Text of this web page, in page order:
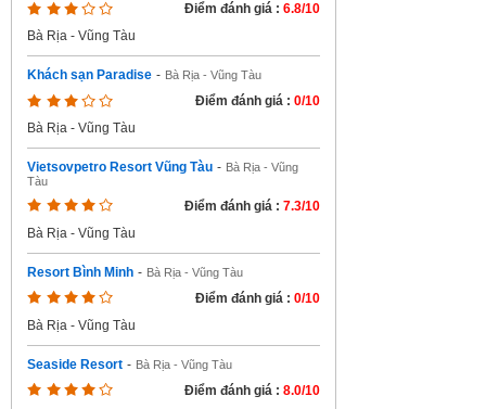
Điểm đánh giá : 6.8/10
Bà Rịa - Vũng Tàu
Khách sạn Paradise - Bà Rịa - Vũng Tàu
Điểm đánh giá : 0/10
Bà Rịa - Vũng Tàu
Vietsovpetro Resort Vũng Tàu - Bà Rịa - Vũng
Tàu
Điểm đánh giá : 7.3/10
Bà Rịa - Vũng Tàu
Resort Bình Minh - Bà Rịa - Vũng Tàu
Điểm đánh giá : 0/10
Bà Rịa - Vũng Tàu
Seaside Resort - Bà Rịa - Vũng Tàu
Điểm đánh giá : 8.0/10